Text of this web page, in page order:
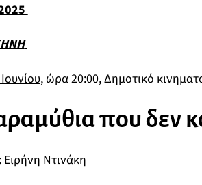
, ώρα 20:00, Δημοτικό
που δεν
Ντινάκη